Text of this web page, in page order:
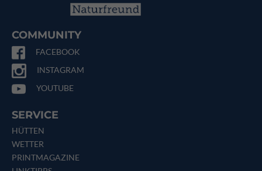
COMMUNITY
FACEBOOK
INSTAGRAM
YOUTUBE
SERVICE
HÜTTEN
WETTER
PRINTMAGAZINE